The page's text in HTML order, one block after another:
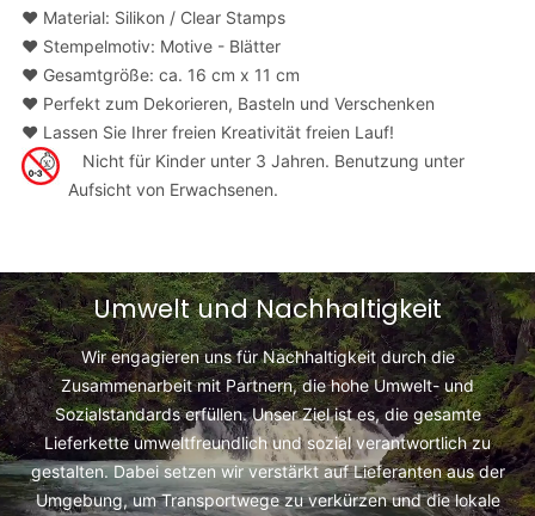
❤️ Material: Silikon / Clear Stamps
❤️ Stempelmotiv: Motive - Blätter
❤️ Gesamtgröße: ca. 16 cm x 11 cm
❤️ Perfekt zum Dekorieren, Basteln und Verschenken
❤️ Lassen Sie Ihrer freien Kreativität freien Lauf!
Nicht für Kinder unter 3 Jahren. Benutzung unter
Aufsicht von Erwachsenen.
Umwelt und Nachhaltigkeit
Wir engagieren uns für Nachhaltigkeit durch die
Zusammenarbeit mit Partnern, die hohe Umwelt- und
Sozialstandards erfüllen. Unser Ziel ist es, die gesamte
Lieferkette umweltfreundlich und sozial verantwortlich zu
gestalten. Dabei setzen wir verstärkt auf Lieferanten aus der
Umgebung, um Transportwege zu verkürzen und die lokale